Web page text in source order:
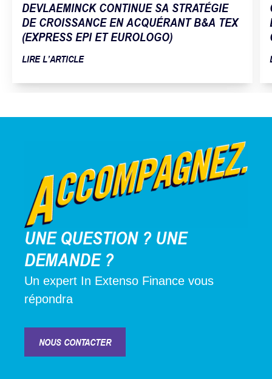
DEVLAEMINCK CONTINUE SA STRATÉGIE
DE CROISSANCE EN ACQUÉRANT B&A TEX
(EXPRESS EPI ET EUROLOGO)
LIRE L’ARTICLE
UNE QUESTION ? UNE
DEMANDE ?
Un expert In Extenso Finance vous
répondra
NOUS CONTACTER